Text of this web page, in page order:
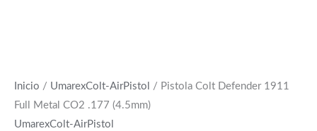
Inicio / UmarexColt-AirPistol
/ Pistola Colt Defender 1911
Full Metal CO2 .177 (4.5mm)
UmarexColt-AirPistol